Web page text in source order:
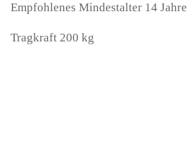
Empfohlenes Mindestalter 14 Jahre
Tragkraft 200 kg